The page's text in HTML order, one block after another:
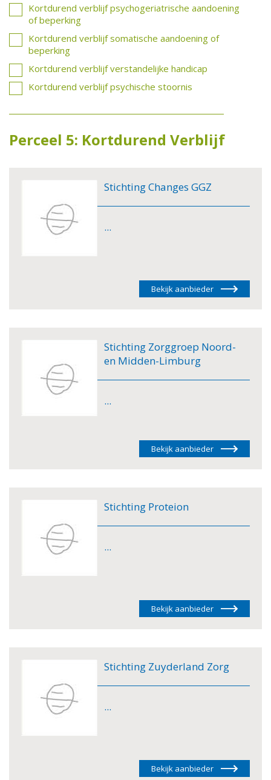
Kortdurend verblijf psychogeriatrische aandoening
of beperking
Kortdurend verblijf somatische aandoening of
beperking
Kortdurend verblijf verstandelijke handicap
Kortdurend verblijf psychische stoornis
Perceel 5: Kortdurend Verblijf
Stichting Changes GGZ
...
Bekijk aanbieder
Stichting Zorggroep Noord-
en Midden-Limburg
...
Bekijk aanbieder
Stichting Proteion
...
Bekijk aanbieder
Stichting Zuyderland Zorg
...
Bekijk aanbieder